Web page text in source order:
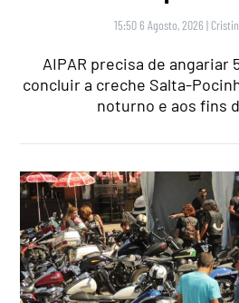
15:50 6 Agosto, 2026 |
AIPAR precisa de angariar
concluir a creche Salta-
noturno e aos fins